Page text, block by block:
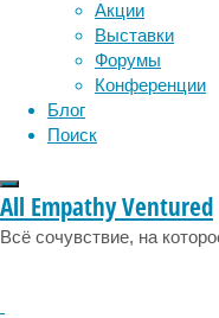
Акции
Выставки
Форумы
Конференции
Блог
Поиск
All Empathy Ventured
Всё сочувствие, на
важных
ингредиентов,
таких
как
витамины
A,
B6,
эмоции